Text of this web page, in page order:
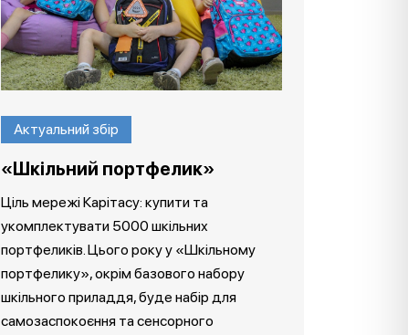
Актуальний збір
«Шкільний портфелик»
Ціль мережі Карітасу: купити та
укомплектувати 5000 шкільних
портфеликів. Цього року у «Шкільному
портфелику», окрім базового набору
шкільного приладдя, буде набір для
самозаспокоєння та сенсорного